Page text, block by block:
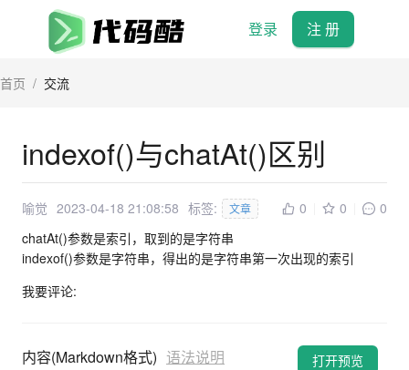
登录 注 册
首页 / 交流
indexof()与chatAt()区别
喻觉 2023-04-18 21:08:58 标签: 文章 0 0
0
chatAt()参数是索引，取到的是字符串
indexof()参数是字符串，得出的是字符串第一次出现的索引
我要评论:
内容(Markdown格式) 语法说明 打开预览